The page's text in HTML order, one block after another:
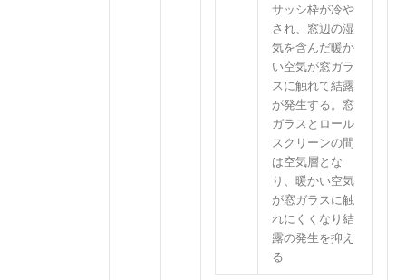
サッシ枠が冷や
され、窓辺の湿
気を含んだ暖か
い空気が窓ガラ
スに触れて結露
が発生する。窓
ガラスとロール
スクリーンの間
は空気層とな
り、暖かい空気
が窓ガラスに触
れにくくなり結
露の発生を抑え
る